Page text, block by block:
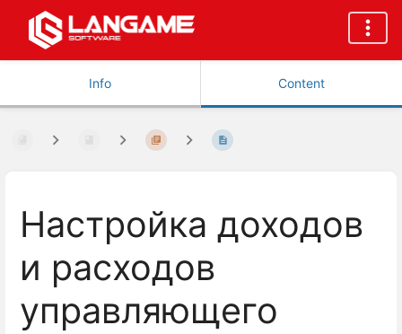
Info Content
Настройка доходов
и расходов
управляющего